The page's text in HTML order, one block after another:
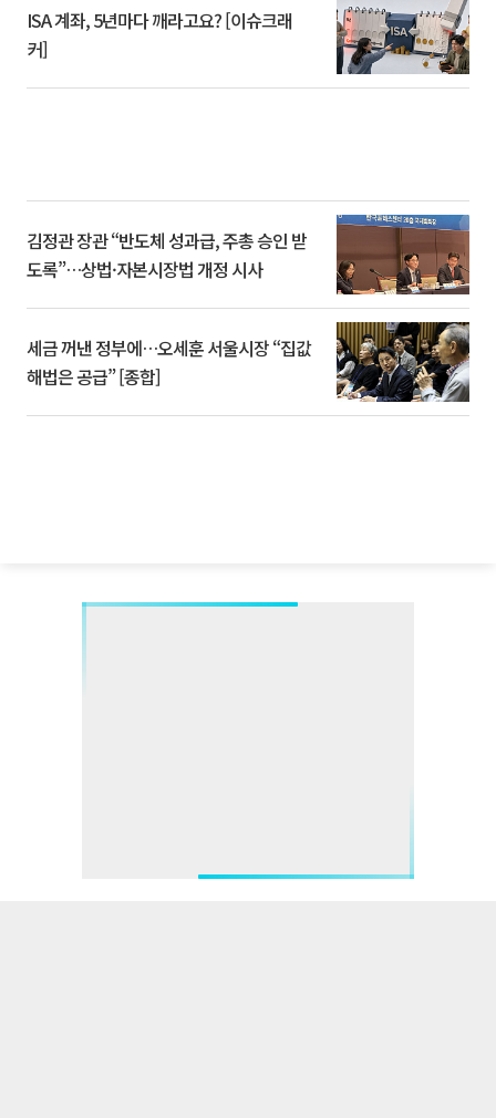
ISA 계좌, 5년마다 깨라고요? [이슈크래
커]
김정관 장관 “반도체 성과급, 주총 승인 받
도록”…상법·자본시장법 개정 시사
세금 꺼낸 정부에…오세훈 서울시장 “집값
해법은 공급” [종합]